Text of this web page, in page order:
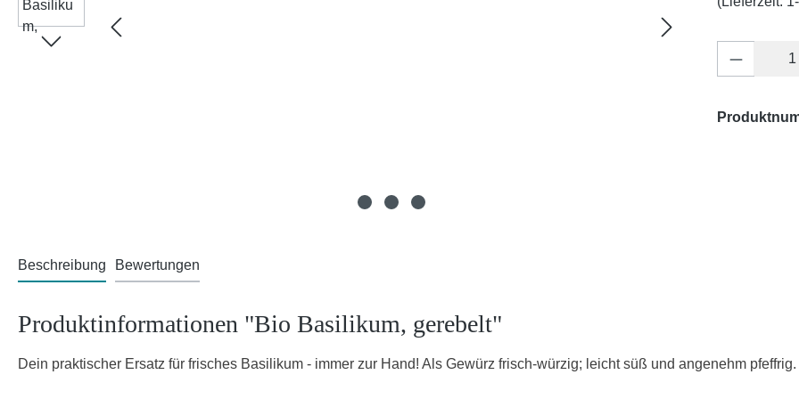
Beschreibung Bewertungen
Produktinformationen "Bio Basilikum, gerebelt"
Dein praktischer Ersatz für frisches Basilikum - immer zur Hand! Als Gewürz frisch-würzig; leicht süß und angenehm pfeffrig.